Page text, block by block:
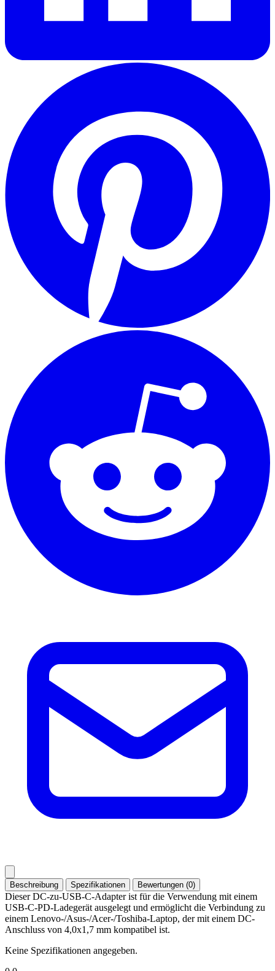
Beschreibung Spezifikationen Bewertungen (0)
Dieser DC-zu-USB-C-Adapter ist für die Verwendung mit einem
USB-C-PD-Ladegerät ausgelegt und ermöglicht die Verbindung zu
einem Lenovo-/Asus-/Acer-/Toshiba-Laptop, der mit einem DC-
Anschluss von 4,0x1,7 mm kompatibel ist.
Keine Spezifikationen angegeben.